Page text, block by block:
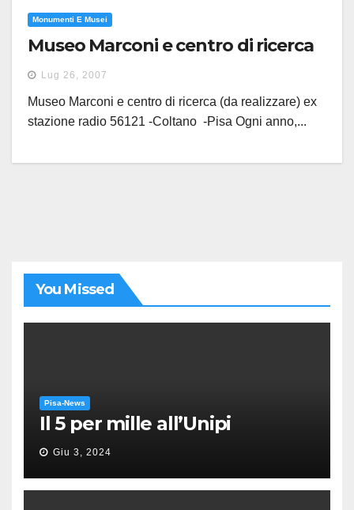
Monumenti E Musei
Museo Marconi e centro di ricerca
Lug 26, 2007
Museo Marconi e centro di ricerca (da realizzare) ex
stazione radio 56121 -Coltano -Pisa Ogni anno,...
You Missed
Pisa-News
Il 5 per mille all’Unipi
Giu 3, 2024